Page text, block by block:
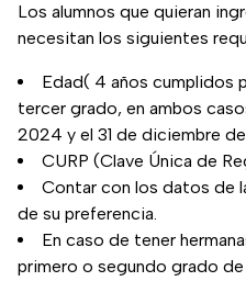
Los alumnos que quieran
necesitan los siguientes
Edad( 4 años cumplidos
tercer grado, en ambos
2024 y el 31 de diciembre
CURP (Clave Única de
Contar con los datos de
de su preferencia.
En caso de tener
primero o segundo grado